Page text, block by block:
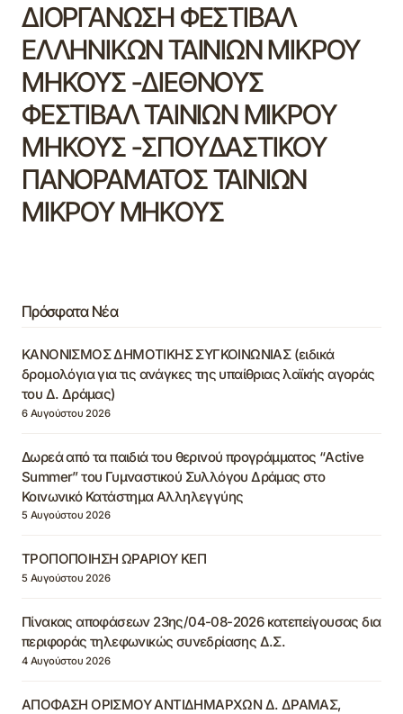
ΔΙΟΡΓΑΝΩΣΗ ΦΕΣΤΙΒΑΛ
ΕΛΛΗΝΙΚΩΝ ΤΑΙΝΙΩΝ ΜΙΚΡΟΥ
ΜΗΚΟΥΣ -ΔΙΕΘΝΟΥΣ
ΦΕΣΤΙΒΑΛ ΤΑΙΝΙΩΝ ΜΙΚΡΟΥ
ΜΗΚΟΥΣ -ΣΠΟΥΔΑΣΤΙΚΟΥ
ΠΑΝΟΡΑΜΑΤΟΣ ΤΑΙΝΙΩΝ
ΜΙΚΡΟΥ ΜΗΚΟΥΣ
Πρόσφατα Νέα
ΚΑΝΟΝΙΣΜΟΣ ΔΗΜΟΤΙΚΗΣ ΣΥΓΚΟΙΝΩΝΙΑΣ (ειδικά
δρομολόγια για τις ανάγκες της υπαίθριας λαϊκής αγοράς
του Δ. Δράμας)
6 Αυγούστου 2026
Δωρεά από τα παιδιά του θερινού προγράμματος “Active
Summer” του Γυμναστικού Συλλόγου Δράμας στο
Κοινωνικό Κατάστημα Αλληλεγγύης
5 Αυγούστου 2026
ΤΡΟΠΟΠΟΙΗΣΗ ΩΡΑΡΙΟΥ ΚΕΠ
5 Αυγούστου 2026
Πίνακας αποφάσεων 23ης/04-08-2026 κατεπείγουσας δια
περιφοράς τηλεφωνικώς συνεδρίασης Δ.Σ.
4 Αυγούστου 2026
ΑΠΟΦΑΣΗ ΟΡΙΣΜΟΥ ΑΝΤΙΔΗΜΑΡΧΩΝ Δ. ΔΡΑΜΑΣ,